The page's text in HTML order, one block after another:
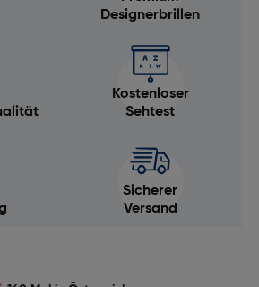
Designerbrillen
Kostenloser
Sehtest
Sicherer
Versand